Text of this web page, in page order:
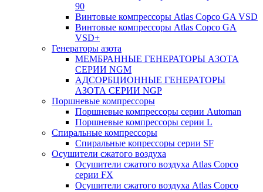
90
Винтовые компрессоры Atlas Copco GA VSD
Винтовые компрессоры Atlas Copco GA
VSD+
Генераторы азота
МЕМБРАННЫЕ ГЕНЕРАТОРЫ АЗОТА
СЕРИИ NGM
АДСОРБЦИОННЫЕ ГЕНЕРАТОРЫ
АЗОТА СЕРИИ NGP
Поршневые компрессоры
Поршневые компрессоры серии Automan
Поршневые компрессоры серии L
Спиральные компрессоры
Спиральные копрессоры серии SF
Осушители сжатого воздуха
Осушители сжатого воздуха Atlas Copco
серии FX
Осушители сжатого воздуха Atlas Copco